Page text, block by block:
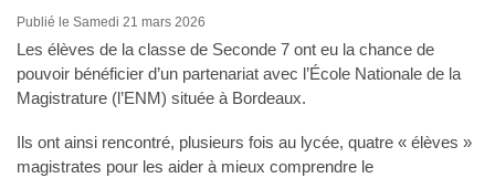
Publié le Samedi 21 mars 2026
Les élèves de la classe de Seconde 7 ont eu la chance de
pouvoir bénéficier d’un partenariat avec l’École Nationale de la
Magistrature (l’ENM) située à Bordeaux.
Ils ont ainsi rencontré, plusieurs fois au lycée, quatre « élèves »
magistrates pour les aider à mieux comprendre le